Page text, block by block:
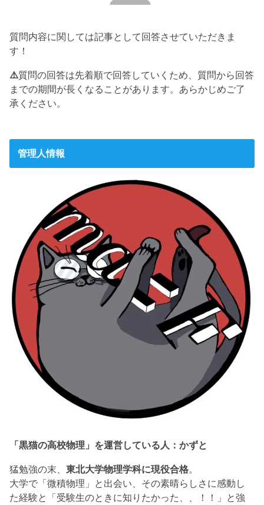
質問内容に関しては記事として回答させていただきま
す！
⚠️質問の回答は先着順で回答していくため、質問から回答
までの期間が長くなることがあります。あらかじめご了
承ください。
管理人情報
「黒猫の高校物理」を運営している人：かずと
猛勉強の末、東北大学物理学科に現役合格。
大学で「微積物理」と出会い、その素晴らしさに感動し
た経験と「受験生のときに知りたかった、、！！」と強